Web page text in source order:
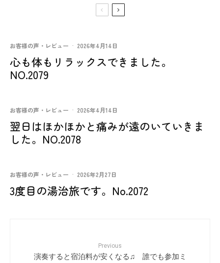
お客様の声・レビュー · 2026年4月14日
心も体もリラックスできました。
NO.2079
お客様の声・レビュー · 2026年4月14日
翌日はほかほかと痛みが遠のいていきま
した。NO.2078
お客様の声・レビュー · 2026年2月27日
3度目の湯治旅です。No.2072
Previous
演奏すると宿泊料が安くなる♫ 誰でも参加ミ